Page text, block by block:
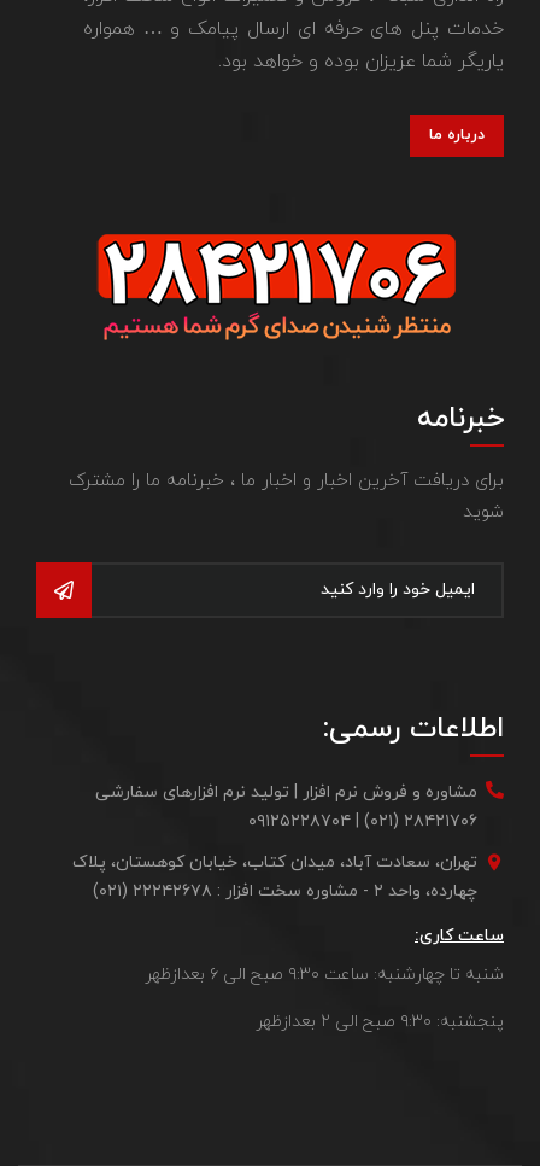
خدمات پنل های حرفه ای ارسال پیامک و … همواره
یاریگر شما عزیزان بوده و خواهد بود.
درباره ما
خبرنامه
برای دریافت آخرین اخبار و اخبار ما ، خبرنامه ما را مشترک
شوید
اطلاعات رسمی:
مشاوره و فروش نرم افزار | تولید نرم افزارهای سفارشی
۲۸۴۲۱۷۰۶ (۰۲۱) | ۰۹۱۲۵۲۲۸۷۰۴
تهران، سعادت آباد، میدان کتاب، خیابان کوهستان، پلاک
چهارده، واحد ۲ - مشاوره سخت افزار : ۲۲۲۴۲۶۷۸ (۰۲۱)
ساعت کاری:
شنبه تا چهارشنبه: ساعت ۹:۳۰ صبح الی ۶ بعدازظهر
پنجشنبه: ۹:۳۰ صبح الی ۲ بعدازظهر